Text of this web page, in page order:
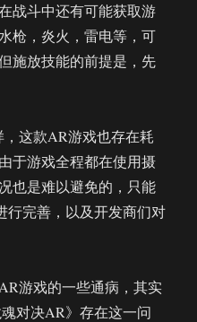
战斗中还有可能获取游
枪，炎火，雷电等，可
施放技能的前提是，先
这款AR游戏也存在耗
于游戏全程都在使用摄
也是难以避免的，只能
行完善，以及开发商们对
游戏的一些通病，其实
对决AR》存在这一问